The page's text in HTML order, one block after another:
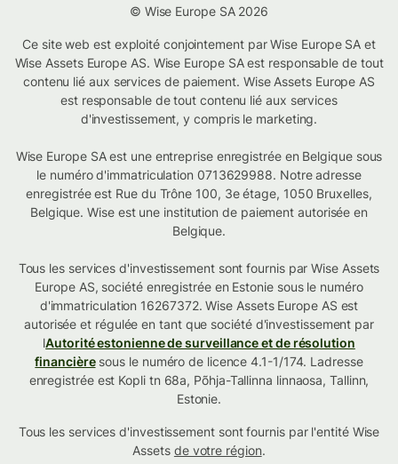
© Wise Europe SA 2026
Ce site web est exploité conjointement par Wise Europe SA et
Wise Assets Europe AS. Wise Europe SA est responsable de tout
contenu lié aux services de paiement. Wise Assets Europe AS
est responsable de tout contenu lié aux services
d'investissement, y compris le marketing.
Wise Europe SA est une entreprise enregistrée en Belgique sous
le numéro d'immatriculation 0713629988. Notre adresse
enregistrée est Rue du Trône 100, 3e étage, 1050 Bruxelles,
Belgique. Wise est une institution de paiement autorisée en
Belgique.
Tous les services d'investissement sont fournis par Wise Assets
Europe AS, société enregistrée en Estonie sous le numéro
d'immatriculation 16267372. Wise Assets Europe AS est
autorisée et régulée en tant que société d'investissement par
lAutorité estonienne de surveillance et de résolution
financièresous le numéro de licence 4.1-1/174. Ladresse
enregistrée est Kopli tn 68a, Põhja-Tallinna linnaosa, Tallinn,
Estonie.
Tous les services d'investissement sont fournis par l'entité Wise
Assets de votre région.